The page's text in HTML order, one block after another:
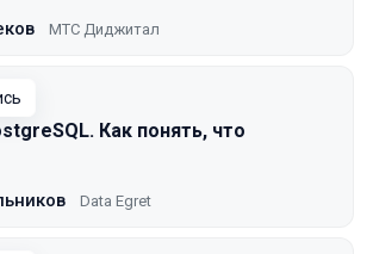
МТС Диджитал
Как понять, что
Data Egret